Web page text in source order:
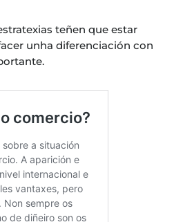
teñen que estar
unha diferenciación con